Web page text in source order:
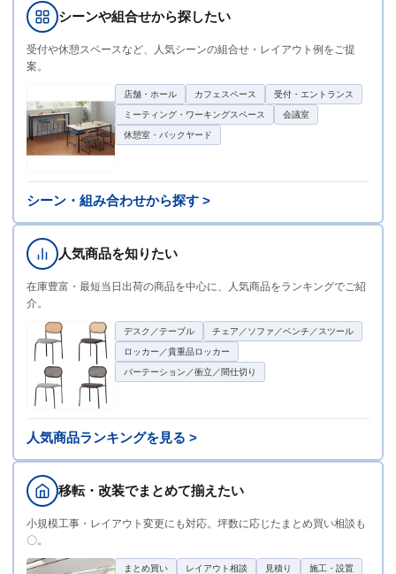
シーンや組合せから探したい
受付や休憩スペースなど、人気シーンの組合せ・レイアウト例をご提
案。
店舗・ホール カフェスペース 受付・エントランス
ミーティング・ワーキングスペース 会議室
休憩室・バックヤード
シーン・組み合わせから探す >
人気商品を知りたい
在庫豊富・最短当日出荷の商品を中心に、人気商品をランキングでご紹
介。
デスク／テーブル チェア／ソファ／ベンチ／スツール
ロッカー／貴重品ロッカー
パーテーション／衝立／間仕切り
人気商品ランキングを見る >
移転・改装でまとめて揃えたい
小規模工事・レイアウト変更にも対応。坪数に応じたまとめ買い相談も
〇。
まとめ買い レイアウト相談 見積り 施工・設置